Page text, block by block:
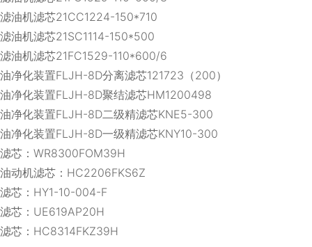
滤油机滤芯21CC1224-150*710
滤油机滤芯21SC1114-150*500
滤油机滤芯21FC1529-110*600/6
油净化装置FLJH-8D分离滤芯121723（200）
油净化装置FLJH-8D聚结滤芯HM1200498
油净化装置FLJH-8D二级精滤芯KNE5-300
油净化装置FLJH-8D一级精滤芯KNY10-300
滤芯：WR8300FOM39H
油动机滤芯：HC2206FKS6Z
滤芯：HY1-10-004-F
滤芯：UE619AP20H
滤芯：HC8314FKZ39H